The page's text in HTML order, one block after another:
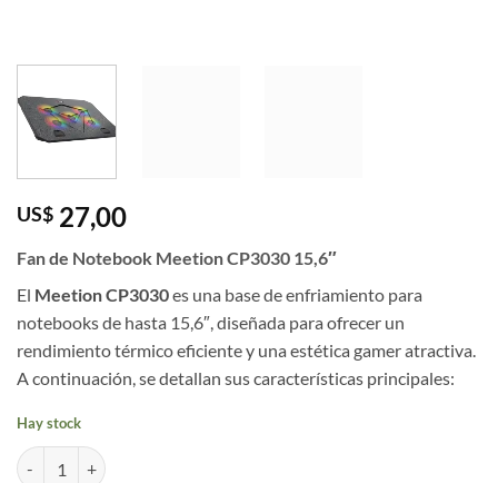
US$ 27,00
Fan de Notebook Meetion CP3030 15,6″
El Meetion CP3030es una base de enfriamiento para
notebooks de hasta 15,6″, diseñada para ofrecer un
rendimiento térmico eficiente y una estética gamer atractiva.
A continuación, se detallan sus características principales:​
Hay stock
Fan de Notebook Meetion CP3030 15,6" cantidad